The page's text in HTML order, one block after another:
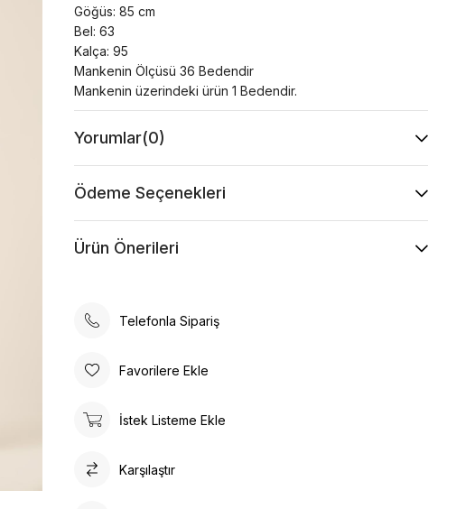
Göğüs: 85 cm
Bel: 63
Kalça: 95
Mankenin Ölçüsü 36 Bedendir
Mankenin üzerindeki ürün 1 Bedendir.
Yorumlar(0)
Ödeme Seçenekleri
Ürün Önerileri
Telefonla Sipariş
Favorilere Ekle
İstek Listeme Ekle
Karşılaştır